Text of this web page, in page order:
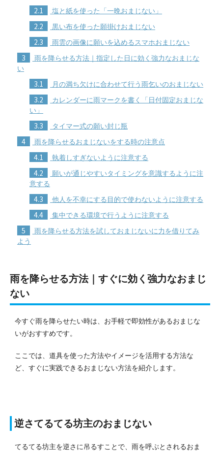
2.1 塩と紙を使った「一晩おまじない」
2.2 黒い布を使った願掛けおまじない
2.3 雨雲の画像に願いを込めるスマホおまじない
3
雨を降らせる方法｜指定した日に効く強力なおまじな
い
3.1 月の満ち欠けに合わせて行う雨乞いのおまじない
3.2
カレンダーに雨マークを書く「日付固定おまじな
い」
3.3 タイマー式の願い封じ瓶
4 雨を降らせるおまじないをする時の注意点
4.1 執着しすぎないように注意する
4.2
願いが通じやすいタイミングを意識するように注
意する
4.3 他人を不幸にする目的で使わないように注意する
4.4 集中できる環境で行うように注意する
5
雨を降らせる方法を試しておまじないに力を借りてみ
よう
雨を降らせる方法｜すぐに効く強力なおまじ
ない
今すぐ雨を降らせたい時は、お手軽で即効性があるおまじな
いがおすすめです。
ここでは、道具を使った方法やイメージを活用する方法な
ど、すぐに実践できるおまじない方法を紹介します。
逆さてるてる坊主のおまじない
てるてる坊主を逆さに吊るすことで、雨を呼ぶとされるおま